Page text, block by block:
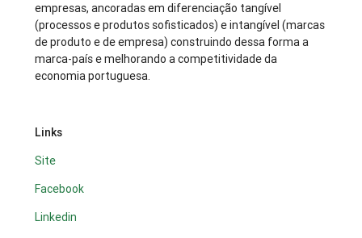
empresas, ancoradas em diferenciação tangível
(processos e produtos sofisticados) e intangível (marcas
de produto e de empresa) construindo dessa forma a
marca-país e melhorando a competitividade da
economia portuguesa.
Links
Site
Facebook
Linkedin